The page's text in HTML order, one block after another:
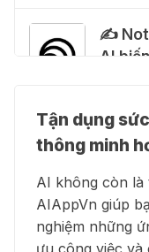
🍎
15 Thg
🎁
✍️
AI
👗
💻
Tận dụng
thông minh
AI không còn là
AIAppVn giúp
nghiệm những